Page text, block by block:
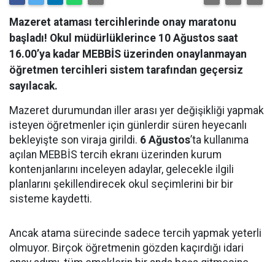
Mazeret ataması tercihlerinde onay maratonu
başladı! Okul müdürlüklerince 10 Ağustos saat
16.00’ya kadar MEBBİS üzerinden onaylanmayan
öğretmen tercihleri sistem tarafından geçersiz
sayılacak.
Mazeret durumundan iller arası yer değişikliği yapmak
isteyen öğretmenler için günlerdir süren heyecanlı
bekleyişte son viraja girildi. 6 Ağustos’ta kullanıma
açılan MEBBİS tercih ekranı üzerinden kurum
kontenjanlarını inceleyen adaylar, gelecekle ilgili
planlarını şekillendirecek okul seçimlerini bir bir
sisteme kaydetti.
Ancak atama sürecinde sadece tercih yapmak yeterli
olmuyor. Birçok öğretmenin gözden kaçırdığı idari